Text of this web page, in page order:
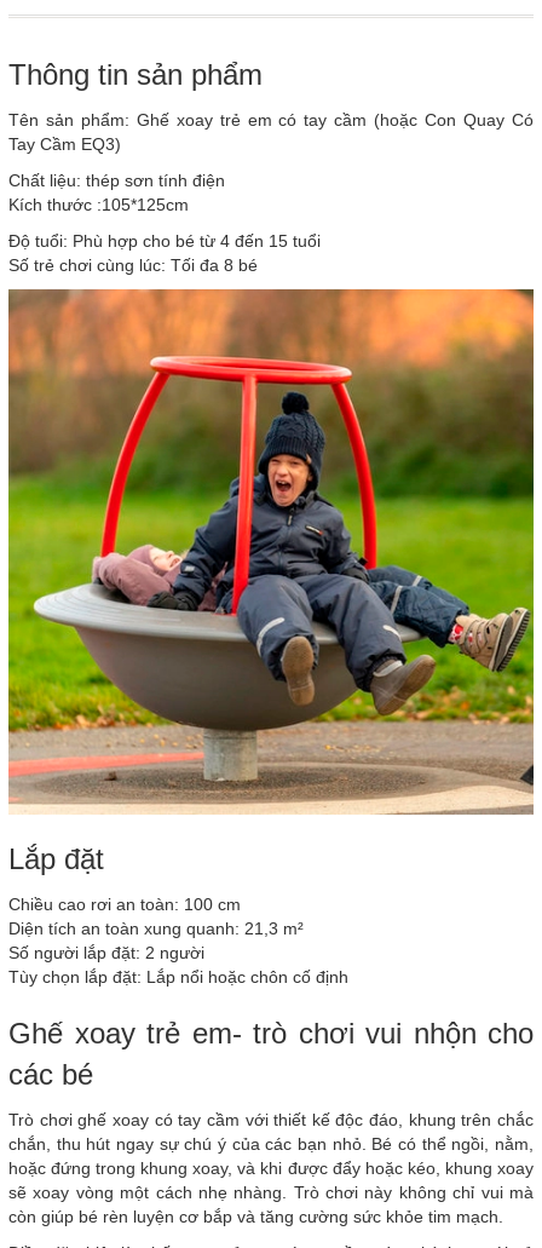
Thông tin sản phẩm
Tên sản phẩm: Ghế xoay trẻ em có tay cầm (hoặc Con Quay Có
Tay Cầm EQ3)
Chất liệu: thép sơn tính điện
Kích thước :105*125cm
Độ tuổi: Phù hợp cho bé từ 4 đến 15 tuổi
Số trẻ chơi cùng lúc: Tối đa 8 bé
Lắp đặt
Chiều cao rơi an toàn: 100 cm
Diện tích an toàn xung quanh: 21,3 m²
Số người lắp đặt: 2 người
Tùy chọn lắp đặt: Lắp nổi hoặc chôn cố định
Ghế xoay trẻ em- trò chơi vui nhộn cho
các bé
Trò chơi ghế xoay có tay cầm với thiết kế độc đáo, khung trên chắc
chắn, thu hút ngay sự chú ý của các bạn nhỏ. Bé có thể ngồi, nằm,
hoặc đứng trong khung xoay, và khi được đẩy hoặc kéo, khung xoay
sẽ xoay vòng một cách nhẹ nhàng. Trò chơi này không chỉ vui mà
còn giúp bé rèn luyện cơ bắp và tăng cường sức khỏe tim mạch.